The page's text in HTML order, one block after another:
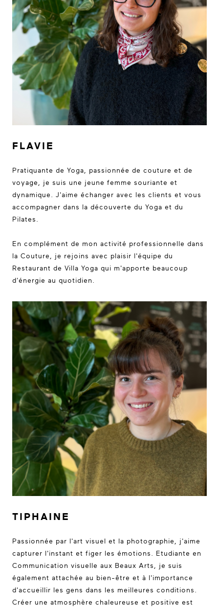
FLAVIE
Pratiquante de Yoga, passionnée de couture et de
voyage, je suis une jeune femme souriante et
dynamique. J'aime échanger avec les clients et vous
accompagner dans la découverte du Yoga et du
Pilates.
En complément de mon activité professionnelle dans
la Couture, je rejoins avec plaisir l'équipe du
Restaurant de Villa Yoga qui m'apporte beaucoup
d'énergie au quotidien.
TIPHAINE
Passionnée par l'art visuel et la photographie, j'aime
capturer l'instant et figer les émotions. Etudiante en
Communication visuelle aux Beaux Arts, je suis
également attachée au bien-être et à l'importance
d'accueillir les gens dans les meilleures conditions.
Créer une atmosphère chaleureuse et positive est